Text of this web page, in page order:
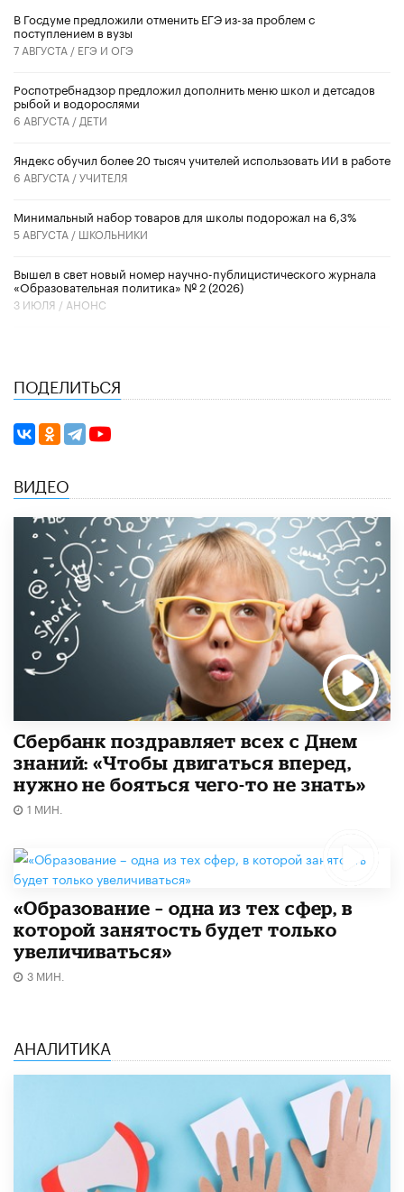
В Госдуме предложили отменить ЕГЭ из-за проблем с
поступлением в вузы
7 АВГУСТА / ЕГЭ И ОГЭ
Роспотребнадзор предложил дополнить меню школ и детсадов
рыбой и водорослями
6 АВГУСТА / ДЕТИ
​Яндекс обучил более 20 тысяч учителей использовать ИИ в работе
6 АВГУСТА /УЧИТЕЛЯ
Минимальный набор товаров для школы подорожал на 6,3%
5 АВГУСТА / ШКОЛЬНИКИ
Вышел в свет новый номер научно-публицистического журнала
«Образовательная политика» № 2 (2026)
3 ИЮЛЯ / АНОНС
ПОДЕЛИТЬСЯ
ВИДЕО
Сбербанк поздравляет всех с Днем
знаний: «Чтобы двигаться вперед,
нужно не бояться чего-то не знать»
1 МИН.
«Образование – одна из тех сфер, в
которой занятость будет только
увеличиваться»
3 МИН.
АНАЛИТИКА